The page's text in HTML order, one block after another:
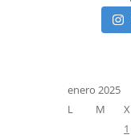
enero 2025
L
M X
1